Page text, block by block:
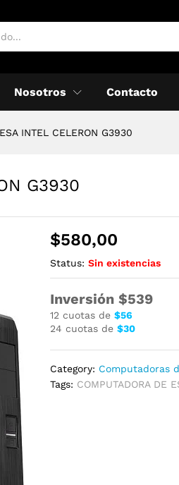
Nosotros Contacto
INTEL CELERON G3930
G3930
$580,00
Status: Sin existencias
Inversión $539
12 cuotas de$56
24 cuotas de$30
Category: Computadoras
Tags: COMPUTADORA DE